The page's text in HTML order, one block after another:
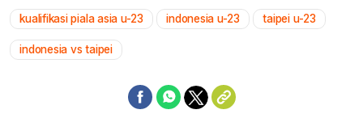
Mute
kualifikasi piala asia u-23 indonesia u-23 taipei u-23
indonesia vs taipei